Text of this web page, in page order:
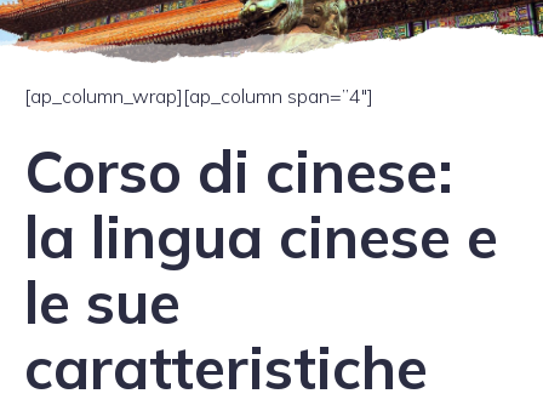
[ap_column_wrap][ap_column span=”4″]
Corso di cinese:
la lingua cinese e
le sue
caratteristiche